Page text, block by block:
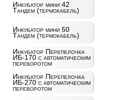
Инкубатор мини 42
Тандем (термокабель)
Инкубатор мини 50
Тандем (термокабель)
Инкубатор Перепелочка
ИБ-170 с автоматическим
переворотом
Инкубатор Перепелочка
ИБ-270 с автоматическим
переворотом